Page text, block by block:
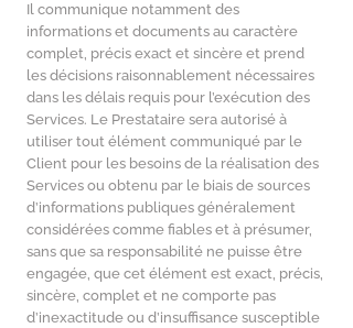
Il communique notamment des
informations et documents au caractère
complet, précis exact et sincère et prend
les décisions raisonnablement nécessaires
dans les délais requis pour l’exécution des
Services. Le Prestataire sera autorisé à
utiliser tout élément communiqué par le
Client pour les besoins de la réalisation des
Services ou obtenu par le biais de sources
d’informations publiques généralement
considérées comme fiables et à présumer,
sans que sa responsabilité ne puisse être
engagée, que cet élément est exact, précis,
sincère, complet et ne comporte pas
d’inexactitude ou d’insuffisance susceptible